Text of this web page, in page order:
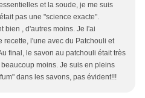
et la soude, je me suis
pas une "science exacte".
bien , d'autres moins. Je l'ai
recette, l'une avec du Patchouli et
final, le savon au patchouli était très
moins. Je suis en pleins
dans les savons, pas évident!!!